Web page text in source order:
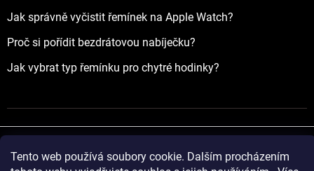
Tento web používá soubory cookie. Dalším procházením
Jak správně vyčistit řemínek na Apple Watch?
Proč si pořídit bezdrátovou nabíječku?
Jak vybrat typ řemínku pro chytré hodinky?
Vytvořil Shoptet